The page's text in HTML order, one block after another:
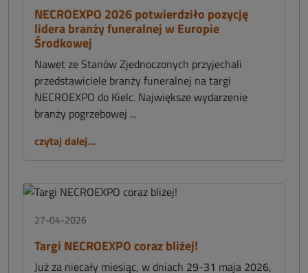
NECROEXPO 2026 potwierdziło pozycję
lidera branży funeralnej w Europie
Środkowej
Nawet ze Stanów Zjednoczonych przyjechali
przedstawiciele branży funeralnej na targi
NECROEXPO do Kielc. Największe wydarzenie
branży pogrzebowej ...
czytaj dalej...
27-04-2026
Targi NECROEXPO coraz bliżej!
Już za niecały miesiąc, w dniach 29-31 maja 2026,